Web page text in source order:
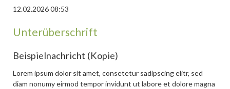
12.02.2026 08:53
Unterüberschrift
Beispielnachricht (Kopie)
Lorem ipsum dolor sit amet, consetetur sadipscing elitr, sed
diam nonumy eirmod tempor invidunt ut labore et dolore magna